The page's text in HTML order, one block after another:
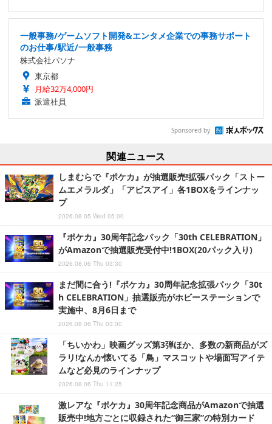
一般事務/ゲームソフト開発&エンタメ企業での事務サポート
のお仕事/駅近/一般事務
株式会社パソナ
東京都
月給32万4,000円
派遣社員
Sponsored by
関連ニュース
しまむらで『ポケカ』が抽選販売!拡張パック「ストー
ムエメラルダ」「アビスアイ」各1BOXをラインナッ
プ
2026.08.05 Wed 05:00
『ポケカ』30周年記念パック「30th CELEBRATION」
がAmazonで抽選販売受付中!1BOX(20パック入り)
2026.08.06 Thu 03:30
まだ間に合う!『ポケカ』30周年記念拡張パック「30t
h CELEBRATION」抽選販売がホビーステーションで
実施中、8月6日まで
2026.08.06 Thu 03:00
「ちいかわ」映画グッズ第3弾ほか、多数の新商品がズ
ラリ!なんか懐いてる「鳥」マスコットや場面写アイテ
ムなど必見のラインナップ
2026.08.06 Thu 11:25
激レアな『ポケカ』30周年記念商品がAmazonで抽選
販売中!地方ごとに収録された“御三家”の特別カード